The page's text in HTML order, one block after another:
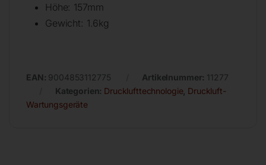
Höhe: 157mm
Gewicht: 1.6kg
EAN: 9004853112775 Artikelnummer: 11277
Kategorien: Drucklufttechnologie Druckluft-
Wartungsgeräte